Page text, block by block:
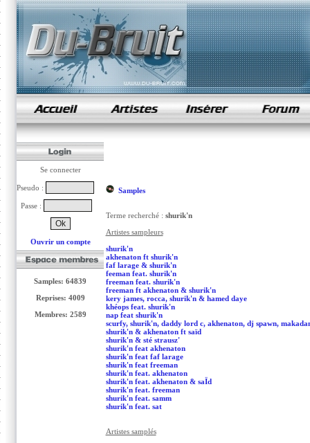
samples de rap
Se connecter
Pseudo :
Passe :
Ouvrir un compte
Samples: 64839
Reprises: 4009
Membres: 2589
Samples
Terme recherché : shurik'n
Artistes sampleurs
shurik'n
akhenaton ft shurik'n
faf larage & shurik'n
feeman feat. shurik'n
freeman feat. shurik'n
freeman ft akhenaton & shurik'n
kery james, rocca, shurik'n & hamed daye
khéops feat. shurik'n
nap feat shurik'n
scurfy, shurik'n, daddy lord c, akhenaton, dj spawn,
shurik'n & akhenaton ft saïd
shurik'n & sté strausz'
shurik'n feat akhenaton
shurik'n feat faf larage
shurik'n feat freeman
shurik'n feat. akhenaton
shurik'n feat. akhenaton & saÏd
shurik'n feat. freeman
shurik'n feat. samm
shurik'n feat. sat
Artistes samplés